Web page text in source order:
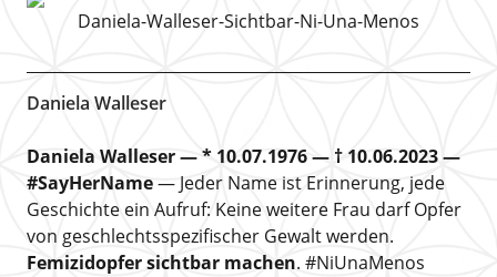
Daniela-Walleser-Sichtbar-Ni-Una-Menos
Daniela Walleser
Daniela Walleser — * 10.07.1976 — † 10.06.2023 —
#SayHerName— Jeder Name ist Erinnerung, jede
Geschichte ein Aufruf: Keine weitere Frau darf Opfer
von geschlechtsspezifischer Gewalt werden.
Femizidopfer sichtbar machen. #NiUnaMenos